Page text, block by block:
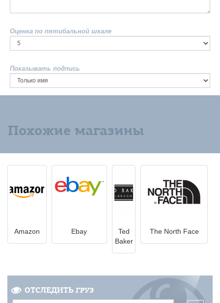
Оценка по пятибальной шкале
Показывать подпись
Похожие магазины
Amazon Ebay
Ted
Baker
The North Face
ОТСЛЕДИТЬ ГРУЗ